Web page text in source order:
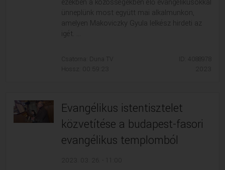
ezekben a közösségekben élő evangélikusokkal
ünneplünk most együtt mai alkalmunkon,
amelyen Makoviczky Gyula lelkész hirdeti az
igét. ...
Csatorna: Duna TV
Hossz: 00:59:23
ID: 4088978
Evangélikus istentisztelet
közvetítése a budapest-fasori
evangélikus templomból